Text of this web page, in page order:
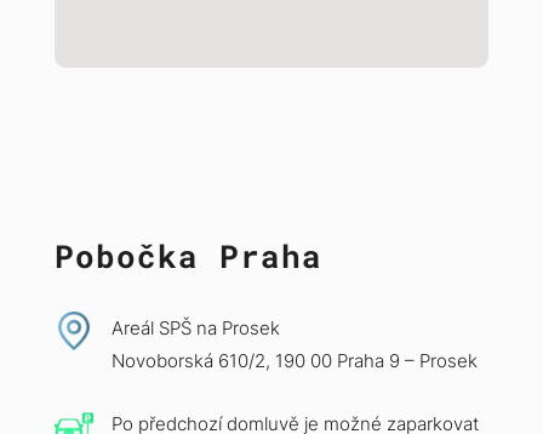
Pobočka Praha
Areál SPŠ na Prosek
Novoborská 610/2, 190 00 Praha 9 – Prosek
Po předchozí domluvě je možné zaparkovat